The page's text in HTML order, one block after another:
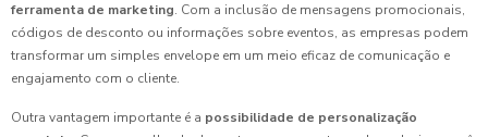
ferramenta de marketing. Com a inclusão de mensagens promocionais,
códigos de desconto ou informações sobre eventos, as empresas podem
transformar um simples envelope em um meio eficaz de comunicação e
engajamento com o cliente.
Outra vantagem importante é a possibilidade de personalização